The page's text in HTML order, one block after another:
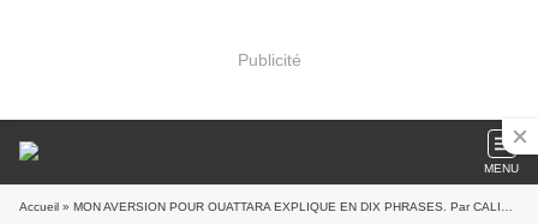
Publicité
MENU
Accueil » MON AVERSION POUR OUATTARA EXPLIQUE EN DIX PHRASES. Par CALIXTHE BEYALA.